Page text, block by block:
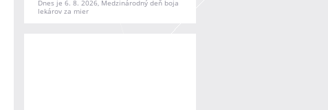
Dnes je 6. 8. 2026, Medzinárodný deň boja
lekárov za mier